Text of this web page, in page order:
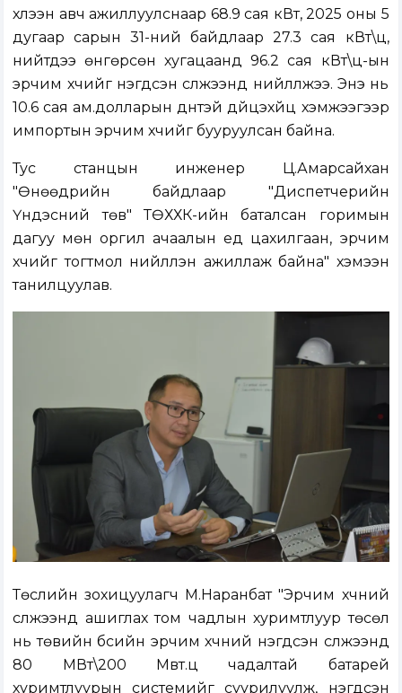
хүлээн авч ажиллуулснаар 68.9 сая кВт, 2025 оны 5
дугаар сарын 31-ний байдлаар 27.3 сая кВт\ц,
нийтдээ өнгөрсөн хугацаанд 96.2 сая кВт\ц-ын
эрчим хүчийг нэгдсэн сүлжээнд нийлүүлжээ. Энэ нь
10.6 сая ам.долларын дүнтэй дүйцэхүйц хэмжээгээр
импортын эрчим хүчийг бууруулсан байна.
Тус станцын инженер Ц.Амарсайхан
"Өнөөдрийн байдлаар "Диспетчерийн
Үндэсний төв" ТӨХХК-ийн баталсан горимын
дагуу мөн оргил ачаалын үед цахилгаан, эрчим
хүчийг тогтмол нийлүүлэн ажиллаж байна" хэмээн
танилцуулав.
Төслийн зохицуулагч М.Наранбат "Эрчим хүчний
сүлжээнд ашиглах том чадлын хуримтлуур төсөл
нь төвийн бүсийн эрчим хүчний нэгдсэн сүлжээнд
80 МВт\200 Мвт.ц чадалтай батарей
хуримтлуурын системийг суурилуулж, нэгдсэн